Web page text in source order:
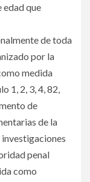
edad que
de toda
por la
medida
1, 2, 3, 4, 82,
de
de la
investigaciones
penal
como